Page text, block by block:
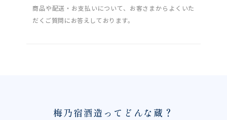
商品や配送・お支払いについて、お客さまからよくいた
だくご質問にお答えしております。
梅乃宿酒造ってどんな蔵？